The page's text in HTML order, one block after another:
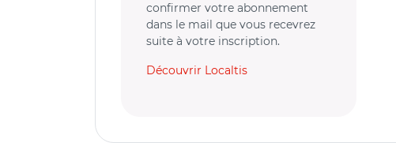
confirmer votre abonnement
dans le mail que vous recevrez
suite à votre inscription.
Découvrir Localtis